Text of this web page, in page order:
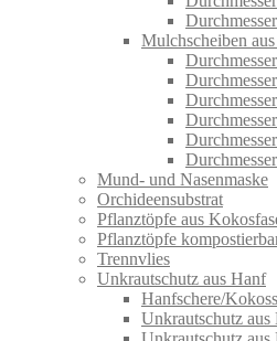
Mulchscheiben
Mund- und Nasenmaske
Orchideensubstrat
Pflanztöpfe aus
Pflanztöpfe
Trennvlies
Unkrautschutz aus Hanf
Hanfschere/
Unkrautschutz